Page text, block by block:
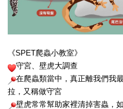
《SPET爬蟲小教室》
守宮、壁虎大調查
在爬蟲類當中，真正離我們我
拉，又稱做守宮
壁虎常常幫助家裡清掉害蟲，